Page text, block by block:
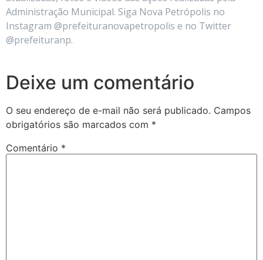
Administração Municipal. Siga Nova Petrópolis no
Instagram @prefeituranovapetropolis e no Twitter
@prefeituranp.
Deixe um comentário
O seu endereço de e-mail não será publicado. Campos
obrigatórios são marcados com *
Comentário *